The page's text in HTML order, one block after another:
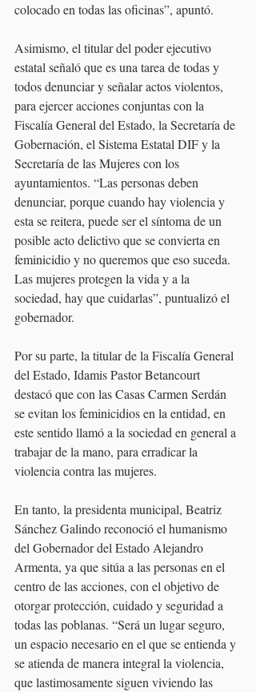
colocado en todas las oficinas”, apuntó.
Asimismo, el titular del poder ejecutivo
estatal señaló que es una tarea de todas y
todos denunciar y señalar actos violentos,
para ejercer acciones conjuntas con la
Fiscalía General del Estado, la Secretaría de
Gobernación, el Sistema Estatal DIF y la
Secretaría de las Mujeres con los
ayuntamientos. “Las personas deben
denunciar, porque cuando hay violencia y
esta se reitera, puede ser el síntoma de un
posible acto delictivo que se convierta en
feminicidio y no queremos que eso suceda.
Las mujeres protegen la vida y a la
sociedad, hay que cuidarlas”, puntualizó el
gobernador.
Por su parte, la titular de la Fiscalía General
del Estado, Idamis Pastor Betancourt
destacó que con las Casas Carmen Serdán
se evitan los feminicidios en la entidad, en
este sentido llamó a la sociedad en general a
trabajar de la mano, para erradicar la
violencia contra las mujeres.
En tanto, la presidenta municipal, Beatriz
Sánchez Galindo reconoció el humanismo
del Gobernador del Estado Alejandro
Armenta, ya que sitúa a las personas en el
centro de las acciones, con el objetivo de
otorgar protección, cuidado y seguridad a
todas las poblanas. “Será un lugar seguro,
un espacio necesario en el que se entienda y
se atienda de manera integral la violencia,
que lastimosamente siguen viviendo las